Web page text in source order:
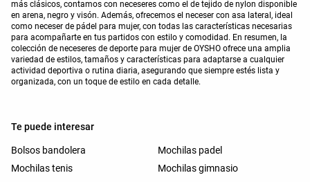
más clásicos, contamos con neceseres como el de tejido de nylon disponible
en arena, negro y visón. Además, ofrecemos el neceser con asa lateral, ideal
como neceser de pádel para mujer, con todas las características necesarias
para acompañarte en tus partidos con estilo y comodidad. En resumen, la
colección de neceseres de deporte para mujer de OYSHO ofrece una amplia
variedad de estilos, tamaños y características para adaptarse a cualquier
actividad deportiva o rutina diaria, asegurando que siempre estés lista y
organizada, con un toque de estilo en cada detalle.
Te puede interesar
Bolsos bandolera
Mochilas padel
Mochilas tenis
Mochilas gimnasio